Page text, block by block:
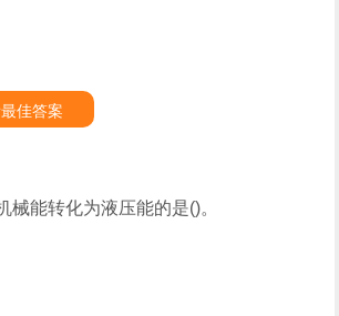
佳答案
械能转化为液压能的是()。